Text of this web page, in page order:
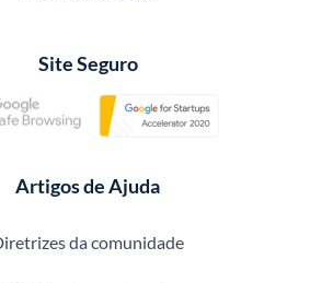
Site Seguro
Artigos de Ajuda
da comunidade